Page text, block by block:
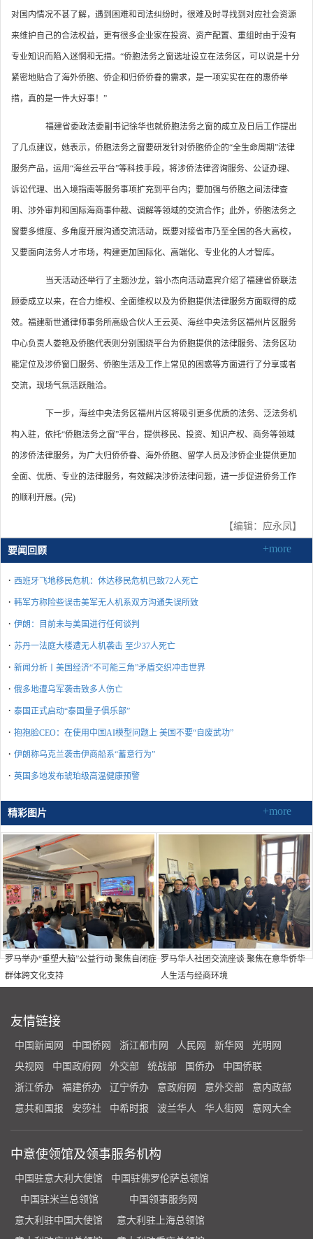
对国内情况不甚了解，遇到困难和司法纠纷时，很难及时寻找到对应社会资源
来维护自己的合法权益，更有很多企业家在投资、资产配置、重组时由于没有
专业知识而陷入迷惘和无措。“侨胞法务之窗选址设立在法务区，可以说是十分
紧密地贴合了海外侨胞、侨企和归侨侨眷的需求，是一项实实在在的惠侨举
措，真的是一件大好事！”
福建省委政法委副书记徐华也就侨胞法务之窗的成立及日后工作提出
了几点建议，她表示，侨胞法务之窗要研发针对侨胞侨企的“全生命周期”法律
服务产品，运用“海丝云平台”等科技手段，将涉侨法律咨询服务、公证办理、
诉讼代理、出入境指南等服务事项扩充到平台内；要加强与侨胞之间法律查
明、涉外审判和国际海商事仲裁、调解等领域的交流合作；此外，侨胞法务之
窗要多维度、多角度开展沟通交流活动，既要对接省市乃至全国的各大高校，
又要面向法务人才市场，构建更加国际化、高端化、专业化的人才智库。
当天活动还举行了主题沙龙，翁小杰向活动嘉宾介绍了福建省侨联法
顾委成立以来，在合力维权、全面维权以及为侨胞提供法律服务方面取得的成
效。福建新世通律师事务所高级合伙人王云英、海丝中央法务区福州片区服务
中心负责人娄艳及侨胞代表则分别围绕平台为侨胞提供的法律服务、法务区功
能定位及涉侨窗口服务、侨胞生活及工作上常见的困惑等方面进行了分享或者
交流，现场气氛活跃融洽。
下一步，海丝中央法务区福州片区将吸引更多优质的法务、泛法务机
构入驻，依托“侨胞法务之窗”平台，提供移民、投资、知识产权、商务等领域
的涉侨法律服务，为广大归侨侨眷、海外侨胞、留学人员及涉侨企业提供更加
全面、优质、专业的法律服务，有效解决涉侨法律问题，进一步促进侨务工作
的顺利开展。(完)
【编辑：应永凤】
要闻回顾 +more
· 西班牙飞地移民危机：休达移民危机已致72人死亡
· 韩军方称险些误击美军无人机系双方沟通失误所致
· 伊朗：目前未与美国进行任何谈判
· 苏丹一法庭大楼遭无人机袭击 至少37人死亡
· 新闻分析丨美国经济“不可能三角”矛盾交织冲击世界
· 俄多地遭乌军袭击致多人伤亡
· 泰国正式启动“泰国量子俱乐部”
· 抱抱脸CEO：在使用中国AI模型问题上 美国不要“自废武功”
· 伊朗称乌克兰袭击伊商船系“蓄意行为”
· 英国多地发布琥珀级高温健康预警
精彩图片 +more
罗马举办“重塑大脑”公益行动 聚焦自闭症
群体跨文化支持
罗马华人社团交流座谈 聚焦在意华侨华
人生活与经商环境
友情链接
中国新闻网 中国侨网 浙江都市网 人民网 新华网
光明网
央视网
中国政府网 外交部 统战部 国侨办
中国侨联
浙江侨办
福建侨办 辽宁侨办 意政府网 意外交部
意内政部
意共和国报
安莎社 中希时报 波兰华人 华人街网 意网大全
中意使领馆及领事服务机构
中国驻意大利大使馆
中国驻佛罗伦萨总领馆
中国驻米兰总领馆
中国领事服务网
意大利驻中国大使馆
意大利驻上海总领馆